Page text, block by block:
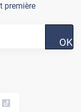
première
OK